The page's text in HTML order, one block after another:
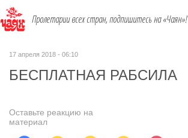
Пролетарии всех стран, подпишитесь на «Чаян»!
17 апреля 2018 - 06:10
БЕСПЛАТНАЯ РАБСИЛА
Оставьте реакцию на
материал